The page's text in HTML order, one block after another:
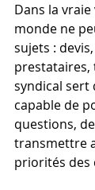
Dans la
monde ne
sujets :
prestataires,
syndical sert
capable de
questions,
transmettre
priorités des